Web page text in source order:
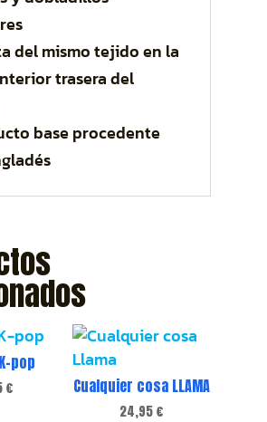
del mismo tejido en la
trasera del
base procedente
pop
€ Cualquier cosa LLAMA
24,95€